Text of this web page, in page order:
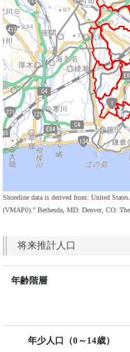
Shoreline data is derived from: United
(VMAP0)." Bethesda, MD: Denver, CO:
将来推計人口
年齢階層
年少人口（0～14歳）